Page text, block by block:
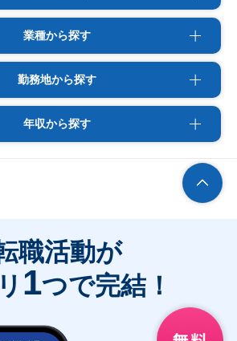
業種から探す
勤務地から探す
年収から探す
職活動が
1つで完結！